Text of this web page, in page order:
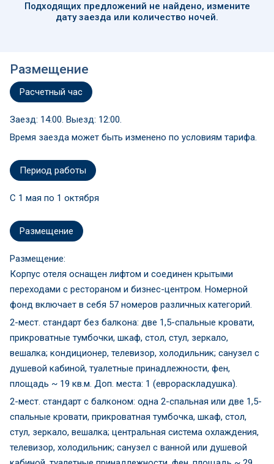
Подходящих предложений не найдено, измените
дату заезда или количество ночей.
Размещение
Расчетный час
Заезд: 14:00. Выезд: 12:00.
Время заезда может быть изменено по условиям тарифа.
Период работы
C 1 мая по 1 октября
Размещение
Размещение:
Корпус отеля оснащен лифтом и соединен крытыми
переходами с рестораном и бизнес-центром. Номерной
фонд включает в себя 57 номеров различных категорий.
2-мест. стандарт без балкона: две 1,5-спальные кровати,
прикроватные тумбочки, шкаф, стол, стул, зеркало,
вешалка; кондиционер, телевизор, холодильник; санузел с
душевой кабиной, туалетные принадлежности, фен,
площадь ~ 19 кв.м. Доп. места: 1 (еврораскладушка).
2-мест. стандарт с балконом: одна 2-спальная или две 1,5-
спальные кровати, прикроватная тумбочка, шкаф, стол,
стул, зеркало, вешалка; центральная система охлаждения,
телевизор, холодильник; санузел с ванной или душевой